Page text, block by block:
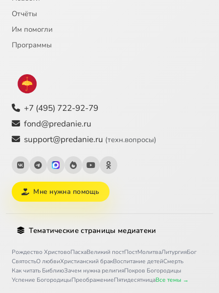
Отчёты
Им помогли
Программы
+7 (495) 722-92-79
fond@predanie.ru
support@predanie.ru (техн.вопросы)
Мне нужна помощь
Тематические страницы медиатеки
Рождество ХристовоПасхаВеликий постПостМолитваЛитургияБог
СвятостьО любвиХристианский бракВоспитание детейСмерть
Как читать БиблиюЗачем нужна религияПокров Богородицы
Успение БогородицыПреображениеПятидесятницаВсе темы →